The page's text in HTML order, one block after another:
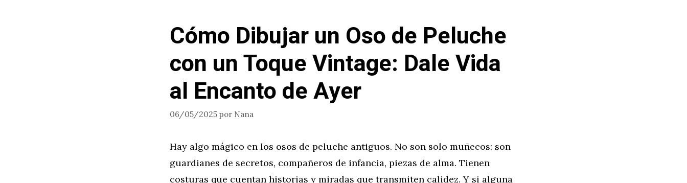
Cómo Dibujar un Oso de Peluche
con un Toque Vintage: Dale Vida
al Encanto de Ayer
06/05/2025 por Nana
Hay algo mágico en los osos de peluche antiguos. No son solo muñecos: son
guardianes de secretos, compañeros de infancia, piezas de alma. Tienen
costuras que cuentan historias y miradas que transmiten calidez. Y si alguna